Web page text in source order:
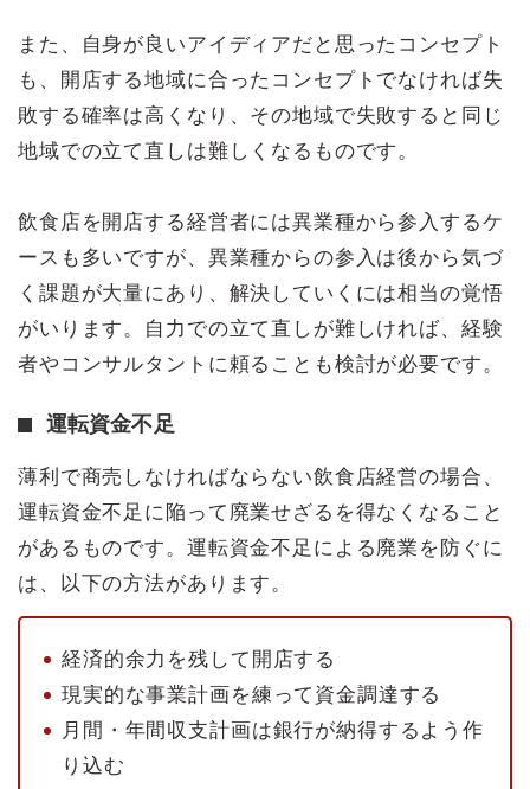
また、自身が良いアイディアだと思ったコンセプト
も、開店する地域に合ったコンセプトでなければ失
敗する確率は高くなり、その地域で失敗すると同じ
地域での立て直しは難しくなるものです。
飲食店を開店する経営者には異業種から参入するケ
ースも多いですが、異業種からの参入は後から気づ
く課題が大量にあり、解決していくには相当の覚悟
がいります。自力での立て直しが難しければ、経験
者やコンサルタントに頼ることも検討が必要です。
運転資金不足
薄利で商売しなければならない飲食店経営の場合、
運転資金不足に陥って廃業せざるを得なくなること
があるものです。運転資金不足による廃業を防ぐに
は、以下の方法があります。
経済的余力を残して開店する
現実的な事業計画を練って資金調達する
月間・年間収支計画は銀行が納得するよう作
り込む